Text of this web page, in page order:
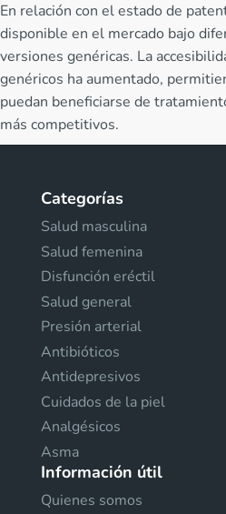
En relación con el estado de
disponible en el mercado bajo
versiones genéricas. La
genéricos ha aumentado,
puedan beneficiarse de
más competitivos.
Categorías
Salud masculina
Salud femenina
Disfunción eréctil
Salud general
Presión arterial
Antibióticos
Antidepresivos
Cuidados de la piel
Analgésicos
Asma
Información útil
Quienes somos